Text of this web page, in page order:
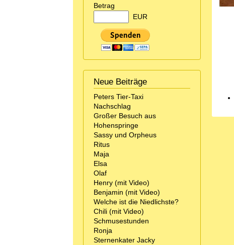
Betrag
EUR
Neue Beiträge
Peters Tier-Taxi
Nachschlag
Großer Besuch aus
Hohenspringe
Sassy und Orpheus
Ritus
Maja
Elsa
Olaf
Henry (mit Video)
Benjamin (mit Video)
Welche ist die Niedlichste?
Chili (mit Video)
Schmusestunden
Ronja
Sternenkater Jacky